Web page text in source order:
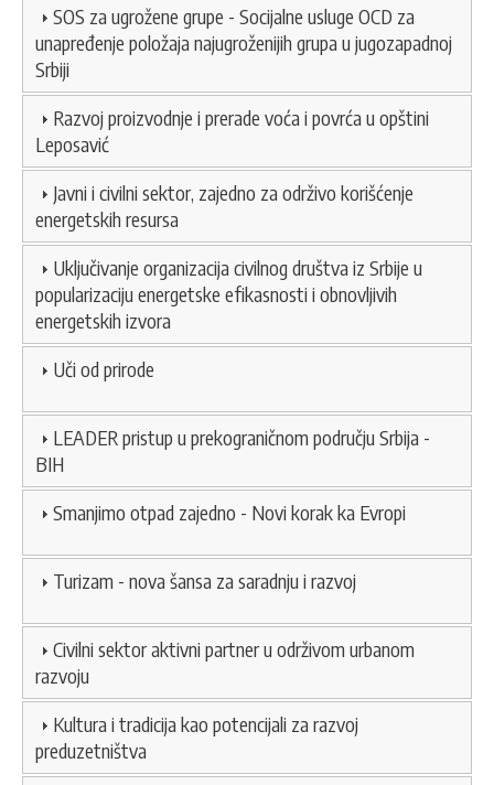
SOS za ugrožene grupe - Socijalne usluge OCD za
unapređenje položaja najugroženijih grupa u jugozapadnoj
Srbiji
Razvoj proizvodnje i prerade voća i povrća u opštini
Leposavić
Javni i civilni sektor, zajedno za održivo korišćenje
energetskih resursa
Uključivanje organizacija civilnog društva iz Srbije u
popularizaciju energetske efikasnosti i obnovljivih
energetskih izvora
Uči od prirode
LEADER pristup u prekograničnom području Srbija -
BIH
Smanjimo otpad zajedno - Novi korak ka Evropi
Turizam - nova šansa za saradnju i razvoj
Civilni sektor aktivni partner u održivom urbanom
razvoju
Kultura i tradicija kao potencijali za razvoj
preduzetništva